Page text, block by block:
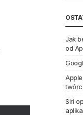
Jak
od
Siri